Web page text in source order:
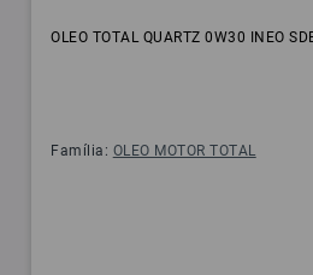
OLEO TOTAL QUARTZ 0W30 INEO
Família: OLEO MOTOR TOTAL